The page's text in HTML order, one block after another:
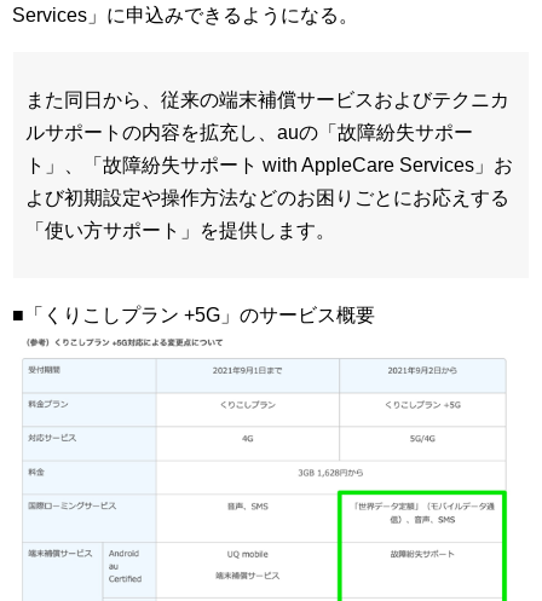
Services」に申込みできるようになる。
また同日から、従来の端末補償サービスおよびテクニカ
ルサポートの内容を拡充し、auの「故障紛失サポー
ト」、「故障紛失サポート with AppleCare Services」お
よび初期設定や操作方法などのお困りごとにお応えする
「使い方サポート」を提供します。
■「くりこしプラン +5G」のサービス概要